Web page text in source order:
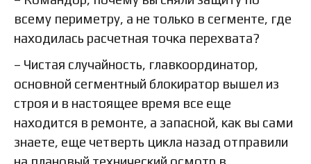
всему периметру, а не только в сегменте, где
находилась расчетная точка перехвата?
– Чистая случайность, главкоординатор,
основной сегментный блокиратор вышел из
строя и в настоящее время все еще
находится в ремонте, а запасной, как вы сами
знаете, еще четверть цикла назад отправили